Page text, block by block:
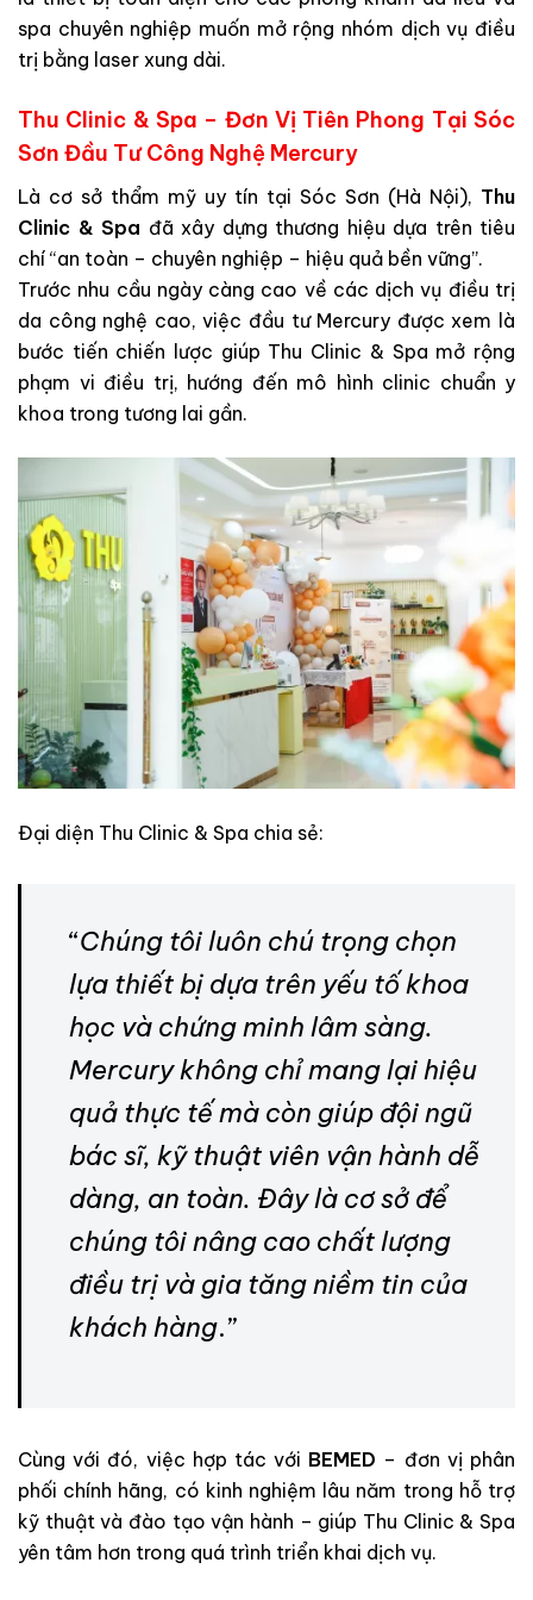
spa chuyên nghiệp muốn mở rộng nhóm dịch vụ điều
trị bằng laser xung dài.
Thu Clinic & Spa – Đơn Vị Tiên Phong Tại Sóc
Sơn Đầu Tư Công Nghệ Mercury
Là cơ sở thẩm mỹ uy tín tại Sóc Sơn (Hà Nội), Thu
Clinic & Spa đã xây dựng thương hiệu dựa trên tiêu
chí “an toàn – chuyên nghiệp – hiệu quả bền vững”.
Trước nhu cầu ngày càng cao về các dịch vụ điều trị
da công nghệ cao, việc đầu tư Mercury được xem là
bước tiến chiến lược giúp Thu Clinic & Spa mở rộng
phạm vi điều trị, hướng đến mô hình clinic chuẩn y
khoa trong tương lai gần.
Đại diện Thu Clinic & Spa chia sẻ:
“Chúng tôi luôn chú trọng chọn
lựa thiết bị dựa trên yếu tố khoa
học và chứng minh lâm sàng.
Mercury không chỉ mang lại hiệu
quả thực tế mà còn giúp đội ngũ
bác sĩ, kỹ thuật viên vận hành dễ
dàng, an toàn. Đây là cơ sở để
chúng tôi nâng cao chất lượng
điều trị và gia tăng niềm tin của
khách hàng.”
Cùng với đó, việc hợp tác với BEMED – đơn vị phân
phối chính hãng, có kinh nghiệm lâu năm trong hỗ trợ
kỹ thuật và đào tạo vận hành – giúp Thu Clinic & Spa
yên tâm hơn trong quá trình triển khai dịch vụ.